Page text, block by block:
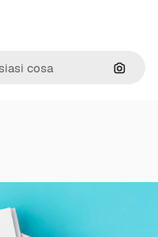
Cerca